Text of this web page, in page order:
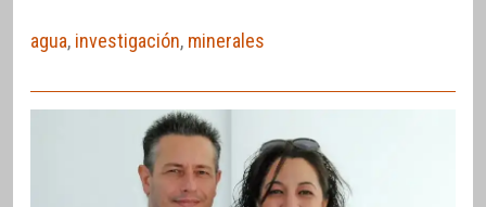
agua, investigación, minerales